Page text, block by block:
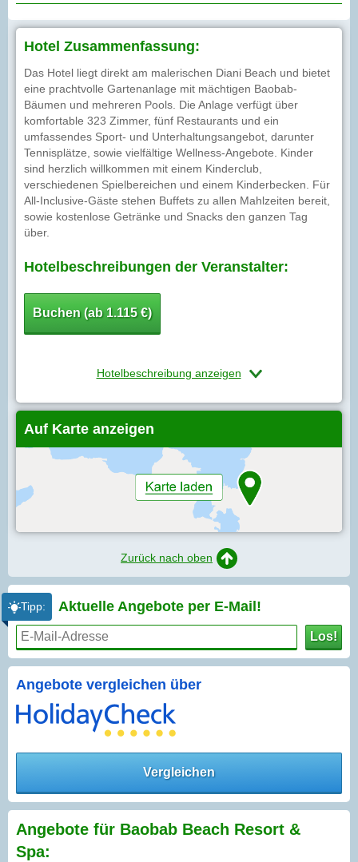
Hotel Zusammenfassung:
Das Hotel liegt direkt am malerischen Diani Beach und bietet
eine prachtvolle Gartenanlage mit mächtigen Baobab-
Bäumen und mehreren Pools. Die Anlage verfügt über
komfortable 323 Zimmer, fünf Restaurants und ein
umfassendes Sport- und Unterhaltungsangebot, darunter
Tennisplätze, sowie vielfältige Wellness-Angebote. Kinder
sind herzlich willkommen mit einem Kinderclub,
verschiedenen Spielbereichen und einem Kinderbecken. Für
All-Inclusive-Gäste stehen Buffets zu allen Mahlzeiten bereit,
sowie kostenlose Getränke und Snacks den ganzen Tag
über.
Hotelbeschreibungen der Veranstalter:
Buchen (ab 1.115 €)
Hotelbeschreibung anzeigen
Auf Karte anzeigen
Zurück nach oben
Tipp: Aktuelle Angebote per E-Mail!
Los!
Angebote vergleichen über
Vergleichen
Angebote für Baobab Beach Resort &
Spa: